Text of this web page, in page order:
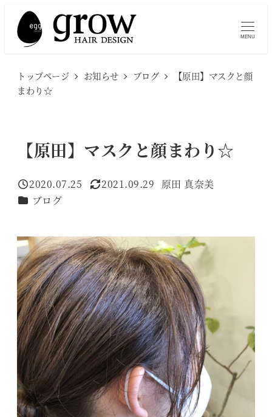
MENU
トップページ お知らせ ブログ
【原田】マスクと顔
まわり☆
【原田】マスクと顔まわり☆
投稿日
2020.07.25
更新日
2021.09.29
著
原田 真奈美
カテゴリー
ブログ